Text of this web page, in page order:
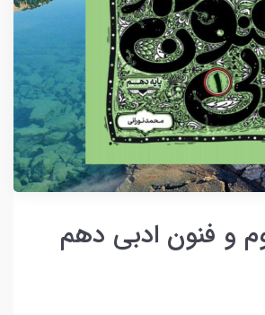
و فنون ادبی دهم